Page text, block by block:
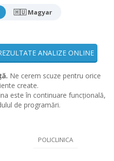
🇭🇺 Magyar
ANALIZE ONLINE
Ne cerem scuze pentru orice
create.
este în continuare funcțională,
de programări.
POLICLINICA